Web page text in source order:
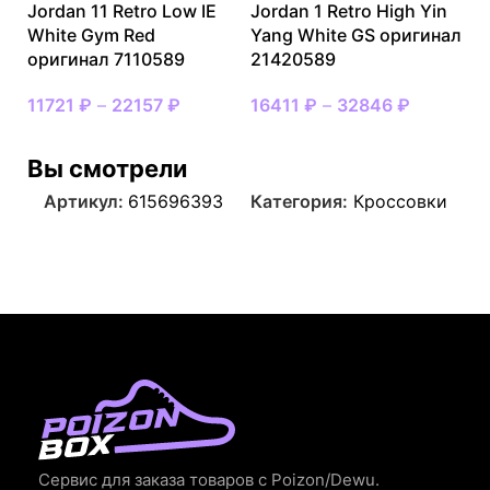
Jordan 11 Retro Low IE
White Gym Red
оригинал 7110589
11721 ₽ – 22157 ₽
Jordan 1 Retro High Yin
Yang White GS оригинал
21420589
16411 ₽ – 32846 ₽
Вы смотрели
Артикул: 615696393 Категория: Кроссовки
Сервис для заказа товаров с Poizon/Dewu.